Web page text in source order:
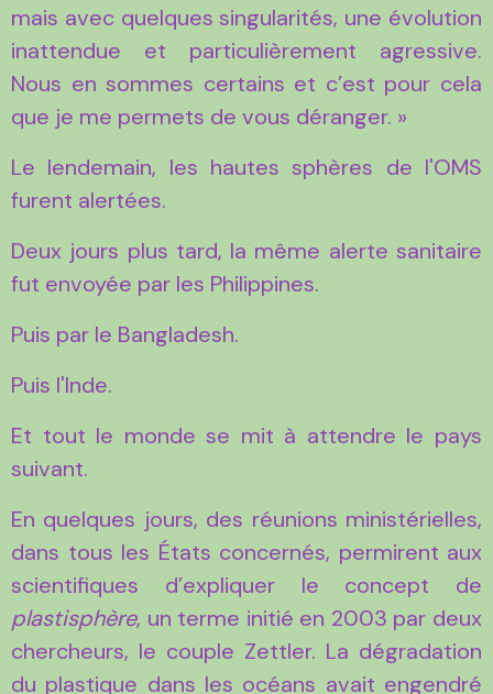
mais avec quelques singularités, une évolution
inattendue et particulièrement agressive.
Nous en sommes certains et c’est pour cela
que je me permets de vous déranger. »
Le lendemain, les hautes sphères de l'OMS
furent alertées.
Deux jours plus tard, la même alerte sanitaire
fut envoyée par les Philippines.
Puis par le Bangladesh.
Puis l'Inde.
Et tout le monde se mit à attendre le pays
suivant.
En quelques jours, des réunions ministérielles,
dans tous les États concernés, permirent aux
scientifiques d’expliquer le concept de
plastisphère, un terme initié en 2003 par deux
chercheurs, le couple Zettler. La dégradation
du plastique dans les océans avait engendré